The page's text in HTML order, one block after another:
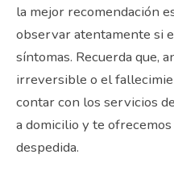
la mejor recomendación
observar atentamente si
síntomas. Recuerda que,
irreversible o el
contar con los servicios
a domicilio y te
despedida.